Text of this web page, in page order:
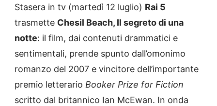
Stasera in tv (martedì 12 luglio) Rai 5
trasmette Chesil Beach, Il segreto di una
notte: il film, dai contenuti drammatici e
sentimentali, prende spunto dall’omonimo
romanzo del 2007 e vincitore dell’importante
premio letterario Booker Prize for Fiction
scritto dal britannico Ian McEwan. In onda